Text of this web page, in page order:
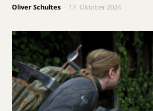
Oliver Schultes 17. Oktober 2024